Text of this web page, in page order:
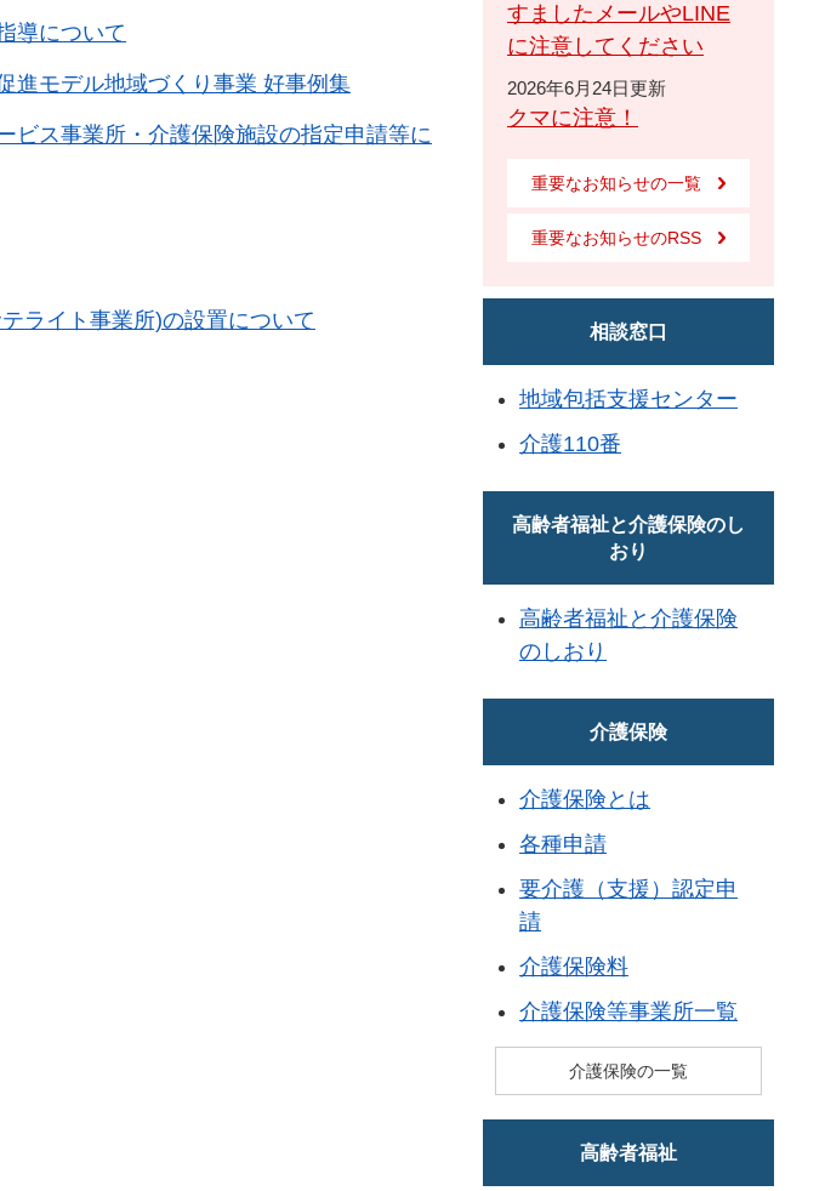
導について
進モデル地域づくり事業 好事例集
ビス事業所・介護保険施設の指定申請等に
ライト事業所)の設置について
すましたメールやLINE
に注意してください
2026年6月24日更新
クマに注意！
重要なお知らせの一覧
重要なお知らせのRSS
相談窓口
地域包括支援センター
介護110番
高齢者福祉と介護保険のし
おり
高齢者福祉と介護保険
のしおり
介護保険
介護保険とは
各種申請
要介護（支援）認定申
請
介護保険料
介護保険等事業所一覧
介護保険の一覧
高齢者福祉